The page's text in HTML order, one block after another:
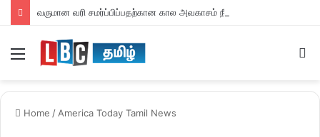
வருமான வரி சமர்ப்பிப்பதற்கான கால அவகாசம் நீடிப்பு
Home / America Today Tamil News